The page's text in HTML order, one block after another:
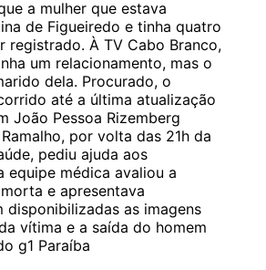
a mulher que estava
de Figueiredo e tinha quatro
registrado. À TV Cabo Branco,
um relacionamento, mas o
dela. Procurado, o
até a última atualização
João Pessoa Rizemberg
por volta das 21h da
pediu ajuda aos
equipe médica avaliou a
e apresentava
as imagens
vítima e a saída do homem
g1 Paraíba